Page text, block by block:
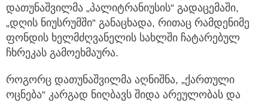
დათუნაშვილმა „პალიტრანიუსის“ გადაცემაში,
„დღის ნიუსრუმში“ განაცხადა, რითაც რამდენიმე
ფონდის ხელმძღვანელის სახლში ჩატარებულ
ჩხრეკას გამოეხმაურა.
როგორც დათუნაშვილმა აღნიშნა, „ქართული
ოცნება“ კარგად ნიღბავს შიდა არეულობას და